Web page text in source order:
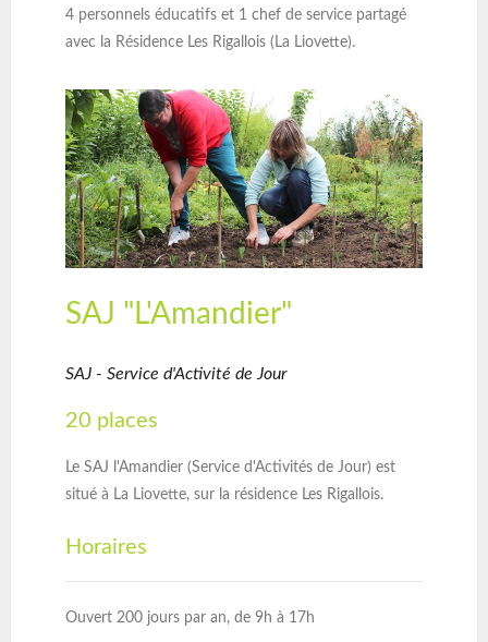
4 personnels éducatifs et 1 chef de service partagé
avec la Résidence Les Rigallois (La Liovette).
SAJ "L'Amandier"
SAJ - Service d'Activité de Jour
20 places
Le SAJ l'Amandier (Service d'Activités de Jour) est
situé à La Liovette, sur la résidence Les Rigallois.
Horaires
Ouvert 200 jours par an, de 9h à 17h